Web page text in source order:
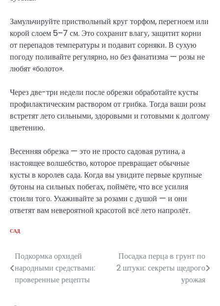
Замульчируйте приствольный круг торфом, перегноем или
корой слоем 5–7 см. Это сохранит влагу, защитит корни
от перепадов температуры и подавит сорняки. В сухую
погоду поливайте регулярно, но без фанатизма — розы не
любят «болото».
Через две-три недели после обрезки обработайте кусты
профилактическим раствором от грибка. Тогда ваши розы
встретят лето сильными, здоровыми и готовыми к долгому
цветению.
Весенняя обрезка — это не просто садовая рутина, а
настоящее волшебство, которое превращает обычные
кусты в королев сада. Когда вы увидите первые крупные
бутоны на сильных побегах, поймёте, что все усилия
стоили того. Ухаживайте за розами с душой — и они
ответят вам невероятной красотой всё лето напролёт.
САД
Навигация
по
Подкормка орхидей
народными средствами:
проверенные рецепты
Посадка перца в грунт по
2 штуки: секреты щедрого
урожая